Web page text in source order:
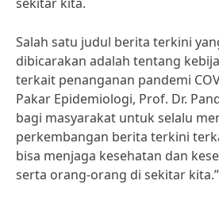
Salah satu judul berita terkini
dibicarakan adalah tentang
terkait penanganan pandemi
Pakar Epidemiologi, Prof. Dr.
bagi masyarakat untuk selalu
perkembangan berita terkini
bisa menjaga kesehatan dan
serta orang-orang di sekitar kita.”